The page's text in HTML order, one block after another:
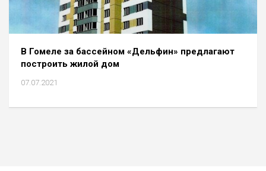
В Гомеле за бассейном «Дельфин» предлагают
построить жилой дом
07.07.2021